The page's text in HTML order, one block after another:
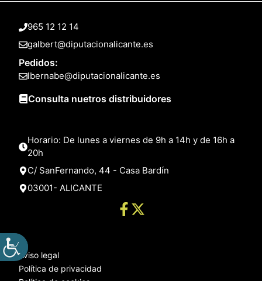
965 12 12 14
galbert@diputacionalicante.es
Pedidos:
lbernabe@diputacionalicante.es
Consulta nuetros distribuidores
Horario: De lunes a viernes de 9h a 14h y de 16h a
20h
C/ SanFernando, 44 - Casa Bardín
03001- ALICANTE
Aviso legal
Política de privacidad